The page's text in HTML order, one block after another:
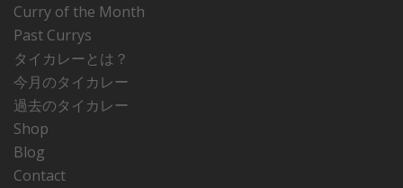
Curry of the Month
Past Currys
タイカレーとは？
今月のタイカレー
過去のタイカレー
Shop
Blog
Contact